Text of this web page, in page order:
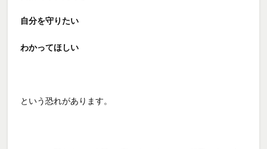
自分を守りたい
わかってほしい
という恐れがあります。